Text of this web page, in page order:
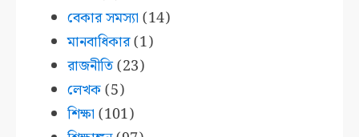
বেকার সমস্যা (14)
মানবাধিকার(1)
রাজনীতি(23)
লেখক(5)
শিক্ষা (101)